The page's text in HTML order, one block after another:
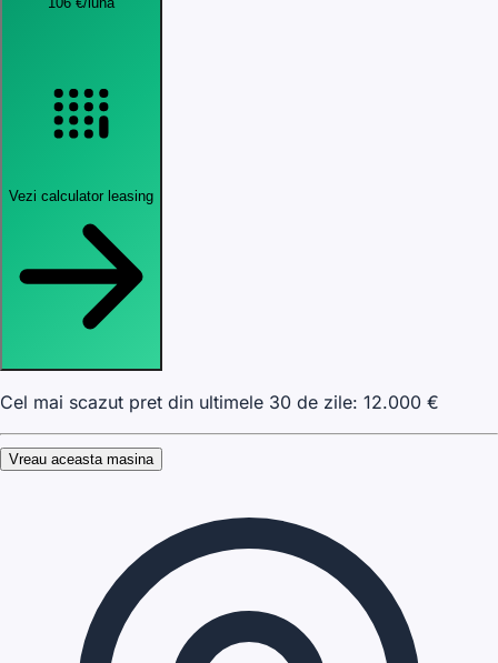
Vezi calculator leasing
Cel mai scazut pret din ultimele 30 de zile: 12.000 €
Vreau aceasta masina